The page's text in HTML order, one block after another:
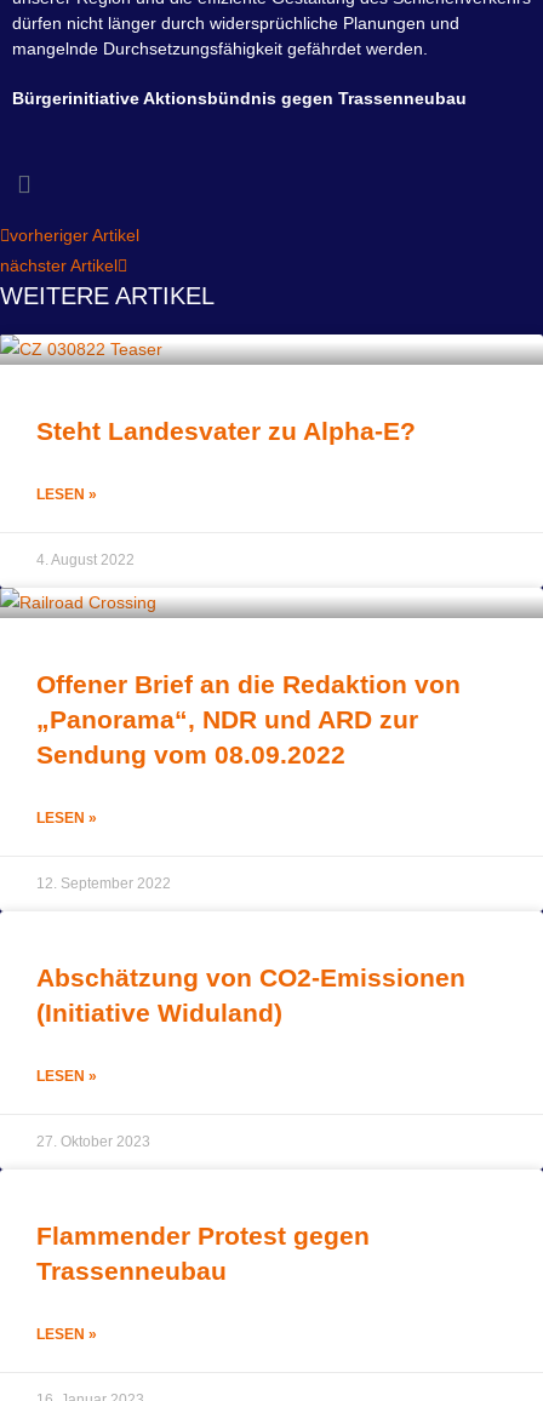
dürfen nicht länger durch widersprüchliche Planungen und
mangelnde Durchsetzungsfähigkeit gefährdet werden.
Bürgerinitiative Aktionsbündnis gegen Trassenneubau
vorheriger Artikel
nächster Artikel
WEITERE ARTIKEL
Steht Landesvater zu Alpha-E?
LESEN »
4. August 2022
Offener Brief an die Redaktion von
„Panorama“, NDR und ARD zur
Sendung vom 08.09.2022
LESEN »
12. September 2022
Abschätzung von CO2-Emissionen
(Initiative Widuland)
LESEN »
27. Oktober 2023
Flammender Protest gegen
Trassenneubau
LESEN »